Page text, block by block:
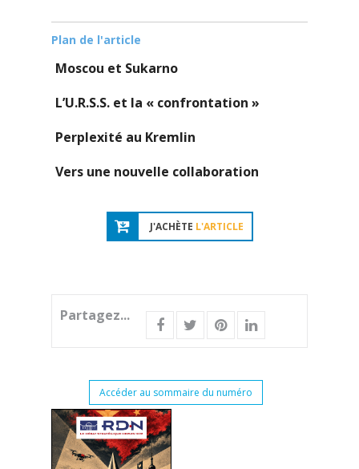
Plan de l'article
Moscou et Sukarno
L’U.R.S.S. et la « confrontation »
Perplexité au Kremlin
Vers une nouvelle collaboration
J'ACHÈTE L'ARTICLE
Partagez...
Accéder au sommaire du numéro